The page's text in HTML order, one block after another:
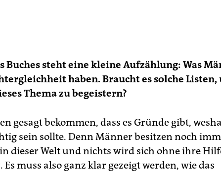
Buches steht eine kleine Aufzählung: Was
haben. Braucht es solche Listen,
Thema zu begeistern?
gesagt bekommen, dass es Gründe gibt,
sein sollte. Denn Männer besitzen noch
dieser Welt und nichts wird sich ohne ihre
muss also ganz klar gezeigt werden, wie das